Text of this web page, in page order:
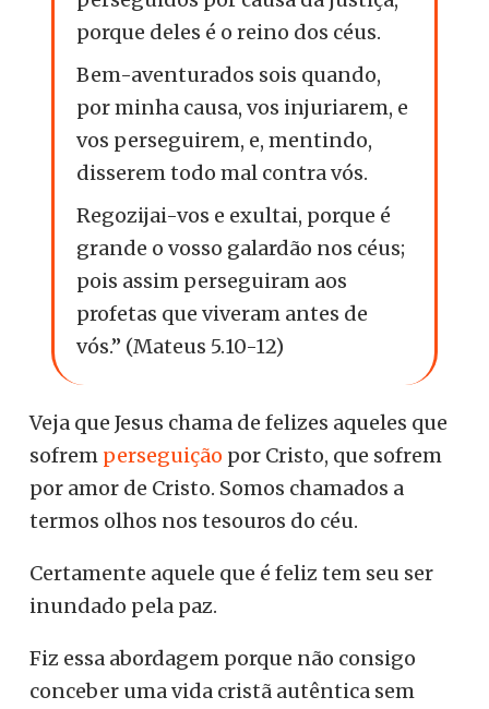
porque deles é o reino dos céus.
Bem-aventurados sois quando,
por minha causa, vos injuriarem, e
vos perseguirem, e, mentindo,
disserem todo mal contra vós.
Regozijai-vos e exultai, porque é
grande o vosso galardão nos céus;
pois assim perseguiram aos
profetas que viveram antes de
vós.” (Mateus 5.10-12)
Veja que Jesus chama de felizes aqueles que
sofrem perseguição por Cristo, que sofrem
por amor de Cristo. Somos chamados a
termos olhos nos tesouros do céu.
Certamente aquele que é feliz tem seu ser
inundado pela paz.
Fiz essa abordagem porque não consigo
conceber uma vida cristã autêntica sem